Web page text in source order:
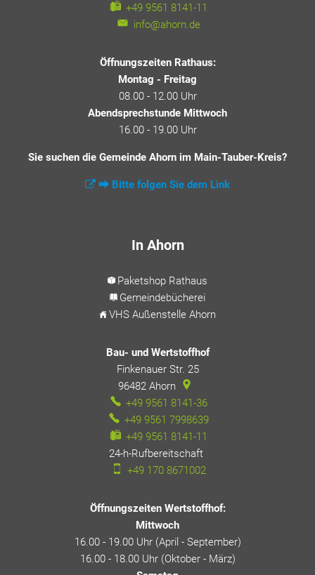
+49 9561 8141-11
info@ahorn.de
Öffnungszeiten Rathaus:
Montag - Freitag
08.00 - 12.00 Uhr
Abendsprechstunde Mittwoch
16.00 - 19.00 Uhr
Sie suchen die Gemeinde Ahorn im Main-Tauber-Kreis?
⮕ Bitte folgen Sie dem Link
In Ahorn
Paketshop Rathaus
Gemeindebücherei
VHS Außenstelle Ahorn
Bau- und Wertstoffhof
Finkenauer Str. 25
96482 Ahorn
+49 9561 8141-36
+49 9561 7998639
+49 9561 8141-11
24-h-Rufbereitschaft
+49 170 8671002
Öffnungszeiten Wertstoffhof:
Mittwoch
16.00 - 19.00 Uhr (April - September)
16.00 - 18.00 Uhr (Oktober - März)